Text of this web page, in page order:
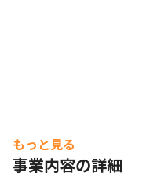
もっと見る
事業内容の詳細